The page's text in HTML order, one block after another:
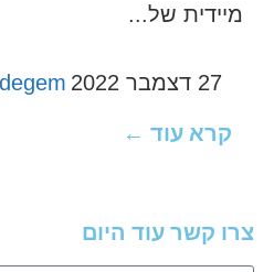
מיידית של...
27 דצמבר 2022 degem
קרא עוד ←
צרו קשר עוד היום